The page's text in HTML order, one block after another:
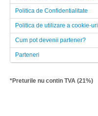
Politica de Confidentialitate
Politica de utilizare a cookie-
Cum pot devenii partener?
Parteneri
*Preturile nu contin TVA (21%)